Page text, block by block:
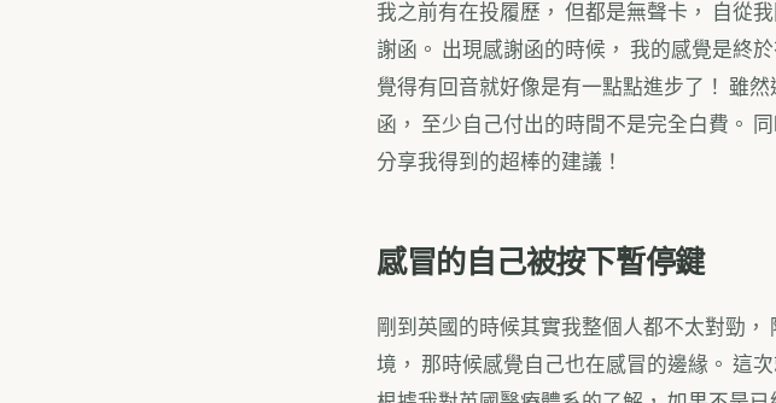
我之前有在投履歷， 但都是無聲卡， 自從
謝函。 出現感謝函的時候， 我的感覺是終
覺得有回音就好像是有一點點進步了！ 雖
函， 至少自己付出的時間不是完全白費。
分享我得到的超棒的建議！
感冒的自己被按下暫停鍵
剛到英國的時候其實我整個人都不太對勁
境， 那時候感覺自己也在感冒的邊緣。 這